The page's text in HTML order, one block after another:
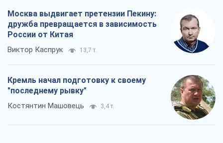
Москва выдвигает претензии Пекину:
дружба превращается в зависимость
России от Китая
Виктор Каспрук 13,7 т.
Кремль начал подготовку к своему
"последнему рывку"
Костянтин Машовець 3,4 т.